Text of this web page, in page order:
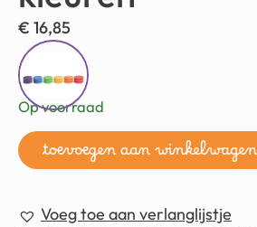
€ 16,85
Op voorraad
toevoegen aan winkelwagen
Voeg toe aan verlanglijstje